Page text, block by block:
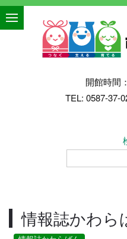
開館時間
TEL: 0587-37-
情報誌かわら